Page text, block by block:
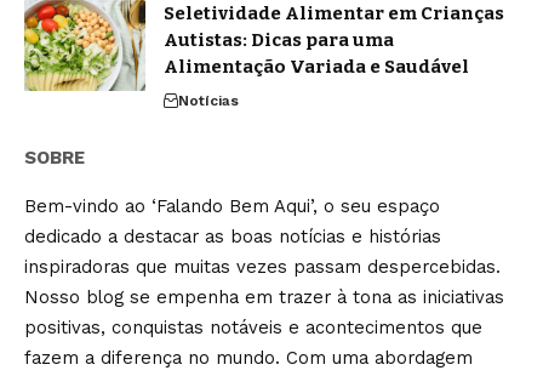
Seletividade Alimentar em Crianças
Autistas: Dicas para uma
Alimentação Variada e Saudável
Notícias
SOBRE
Bem-vindo ao ‘Falando Bem Aqui’, o seu espaço
dedicado a destacar as boas notícias e histórias
inspiradoras que muitas vezes passam despercebidas.
Nosso blog se empenha em trazer à tona as iniciativas
positivas, conquistas notáveis e acontecimentos que
fazem a diferença no mundo. Com uma abordagem